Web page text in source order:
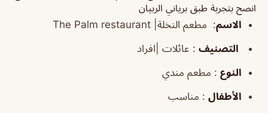
انصح بتجربة طبق برياني الربيان
الاسم: مطعم النخلة| The Palm restaurant
التصنيف : عائلات |افراد
النوع : مطعم مندي
الأطفال : مناسب